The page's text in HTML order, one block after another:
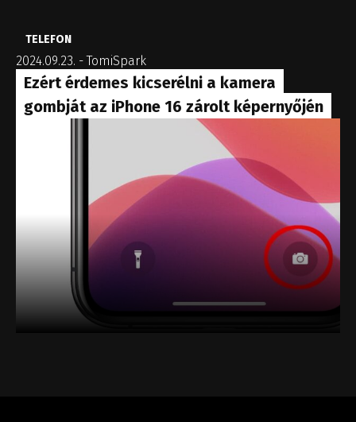
TELEFON
2024.09.23. -TomiSpark
Ezért érdemes kicserélni a kamera
gombját az iPhone 16 zárolt képernyőjén